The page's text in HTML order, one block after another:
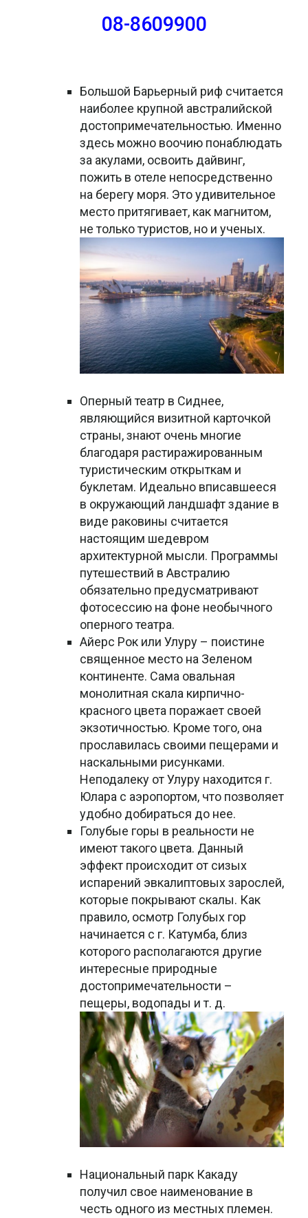
08-8609900
Большой Барьерный риф считается
наиболее крупной австралийской
достопримечательностью. Именно
здесь можно воочию понаблюдать
за акулами, освоить дайвинг,
пожить в отеле непосредственно
на берегу моря. Это удивительное
место притягивает, как магнитом,
не только туристов, но и ученых.
Оперный театр в Сиднее,
являющийся визитной карточкой
страны, знают очень многие
благодаря растиражированным
туристическим открыткам и
буклетам. Идеально вписавшееся
в окружающий ландшафт здание в
виде раковины считается
настоящим шедевром
архитектурной мысли. Программы
путешествий в Австралию
обязательно предусматривают
фотосессию на фоне необычного
оперного театра.
Айерс Рок или Улуру – поистине
священное место на Зеленом
континенте. Сама овальная
монолитная скала кирпично-
красного цвета поражает своей
экзотичностью. Кроме того, она
прославилась своими пещерами и
наскальными рисунками.
Неподалеку от Улуру находится г.
Юлара с аэропортом, что позволяет
удобно добираться до нее.
Голубые горы в реальности не
имеют такого цвета. Данный
эффект происходит от сизых
испарений эвкалиптовых зарослей,
которые покрывают скалы. Как
правило, осмотр Голубых гор
начинается с г. Катумба, близ
которого располагаются другие
интересные природные
достопримечательности –
пещеры, водопады и т. д.
Национальный парк Какаду
получил свое наименование в
честь одного из местных племен.